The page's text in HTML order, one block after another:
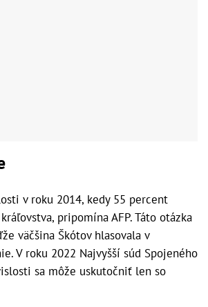
v roku 2014, kedy 55 percent
pripomína AFP. Táto otázka
väčšina Škótov hlasovala v
V roku 2022 Najvyšší súd Spojeného
sa môže uskutočniť len so